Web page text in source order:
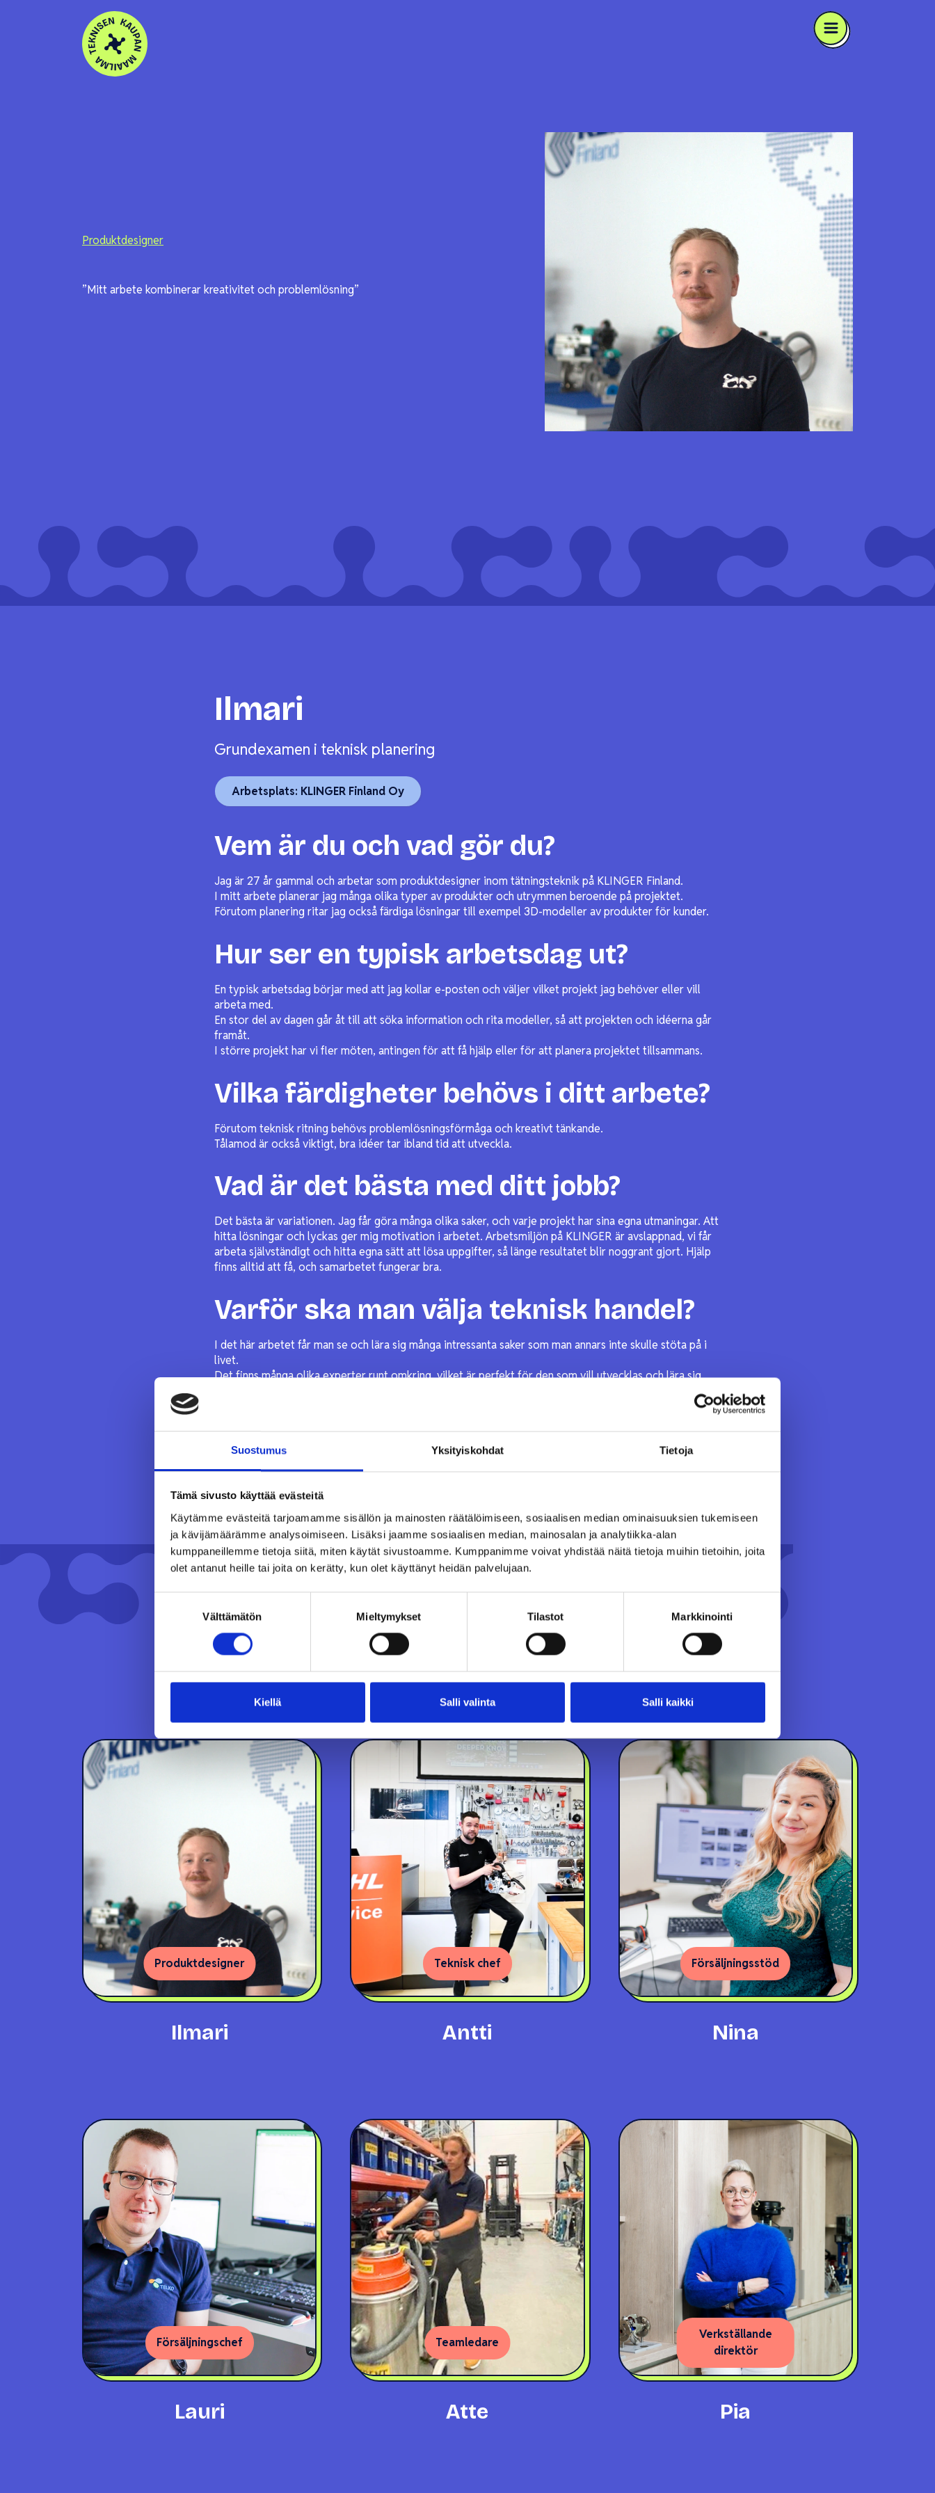
Suostumus Yksityiskohdat Tietoja
Tämä sivusto käyttää evästeitä
Käytämme evästeitä tarjoamamme sisällön ja mainosten räätälöimiseen, sosiaalisen median ominaisuuksien tukemiseen
ja kävijämäärämme analysoimiseen. Lisäksi jaamme sosiaalisen median, mainosalan ja analytiikka-alan
kumppaneillemme tietoja siitä, miten käytät sivustoamme. Kumppanimme voivat yhdistää näitä tietoja muihin tietoihin, joita
olet antanut heille tai joita on kerätty, kun olet käyttänyt heidän palvelujaan.
Välttämätön Mieltymykset Tilastot Markkinointi
Kiellä Salli valinta Salli kaikki
Produktdesigner
”Mitt arbete kombinerar kreativitet och problemlösning”
Ilmari
Grundexamen i teknisk planering
Arbetsplats: KLINGER Finland Oy
Vem är du och vad gör du?
Jag är 27 år gammal och arbetar som produktdesigner inom tätningsteknik på KLINGER Finland.
I mitt arbete planerar jag många olika typer av produkter och utrymmen beroende på projektet.
Förutom planering ritar jag också färdiga lösningar till exempel 3D-modeller av produkter för kunder.
Hur ser en typisk arbetsdag ut?
En typisk arbetsdag börjar med att jag kollar e-posten och väljer vilket projekt jag behöver eller vill
arbeta med.
En stor del av dagen går åt till att söka information och rita modeller, så att projekten och idéerna går
framåt.
I större projekt har vi fler möten, antingen för att få hjälp eller för att planera projektet tillsammans.
Vilka färdigheter behövs i ditt arbete?
Förutom teknisk ritning behövs problemlösningsförmåga och kreativt tänkande.
Tålamod är också viktigt, bra idéer tar ibland tid att utveckla.
Vad är det bästa med ditt jobb?
Det bästa är variationen. Jag får göra många olika saker, och varje projekt har sina egna utmaningar. Att
hitta lösningar och lyckas ger mig motivation i arbetet. Arbetsmiljön på KLINGER är avslappnad, vi får
arbeta självständigt och hitta egna sätt att lösa uppgifter, så länge resultatet blir noggrant gjort. Hjälp
finns alltid att få, och samarbetet fungerar bra.
Varför ska man välja teknisk handel?
I det här arbetet får man se och lära sig många intressanta saker som man annars inte skulle stöta på i
livet.
Det finns många olika experter runt omkring, vilket är perfekt för den som vill utvecklas och lära sig
Produktdesigner
Ilmari
Teknisk chef
Antti
Försäljningsstöd
Nina
Försäljningschef
Lauri
Teamledare
Atte
Verkställande
direktör
Pia